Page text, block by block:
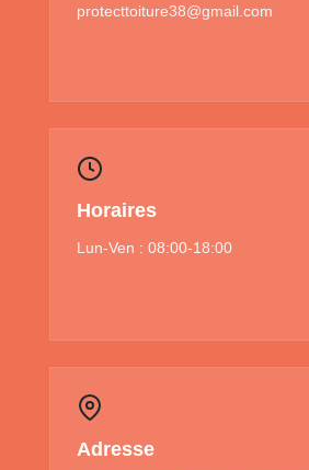
protecttoiture38@gmail.com
Horaires
Lun-Ven : 08:00-18:00
Adresse